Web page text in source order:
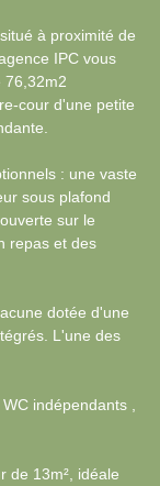
à proximité de
IPC vous
76,32m2
cour d'une petite
: une vaste
sous plafond
sur le
repas et des
dotée d'une
L'une des
indépendants ,
de 13m², idéale